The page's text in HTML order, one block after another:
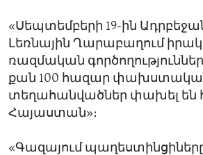
«Սեպտեմբերի 19-ին
Լեռնային Ղարաբաղում
ռազմական
քան 100 հազար
տեղահանվածներ փախել են
Հայաստան»։
«Գազայում